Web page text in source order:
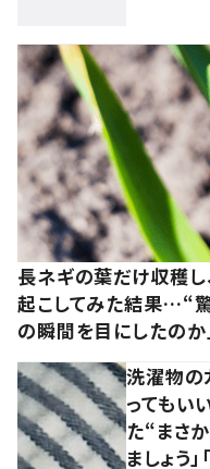
長ネギの葉だけ収穫
起こしてみた結果…“驚
の瞬間を目にしたのか
洗濯物の
ってもい
た“まさ
ましょう」